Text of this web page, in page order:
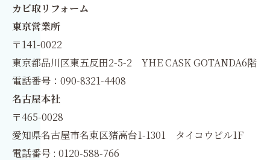
カビ取リフォーム
東京営業所
〒141-0022
東京都品川区東五反田2-5-2 YHE CASK GOTANDA6階
電話番号：090-8321-4408
名古屋本社
〒465-0028
愛知県名古屋市名東区猪高台1-1301 タイコウビル1F
電話番号 : 0120-588-766